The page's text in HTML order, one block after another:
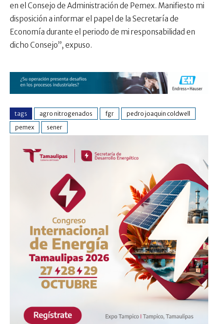
en el Consejo de Administración de Pemex. Manifiesto mi
disposición a informar el papel de la Secretaría de
Economía durante el periodo de mi responsabilidad en
dicho Consejo”, expuso.
tags agro nitrogenados fgr
pedro joaquin coldwell
pemex
sener